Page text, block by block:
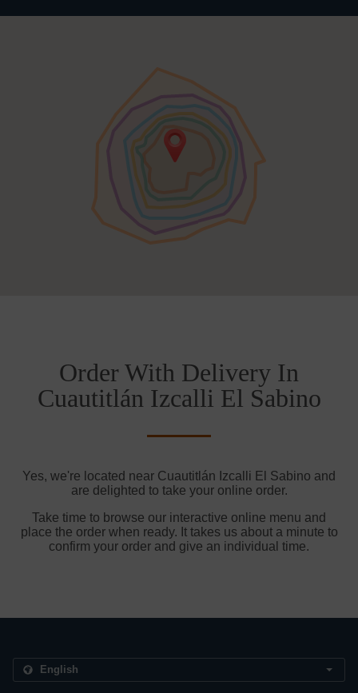
Order With Delivery In
Cuautitlán Izcalli El Sabino
Yes, we're located near Cuautitlán Izcalli El Sabino and
are delighted to take your online order.
Take time to browse our interactive online menu and
place the order when ready. It takes us about a minute to
confirm your order and give an individual time.